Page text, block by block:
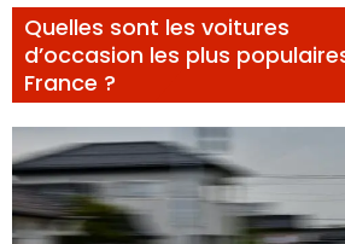
Quelles sont les voitures
d’occasion les plus
France ?